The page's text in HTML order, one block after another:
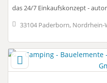
das 24/7 Einkaufskonzept -
33104 Paderborn, Nordrhein-